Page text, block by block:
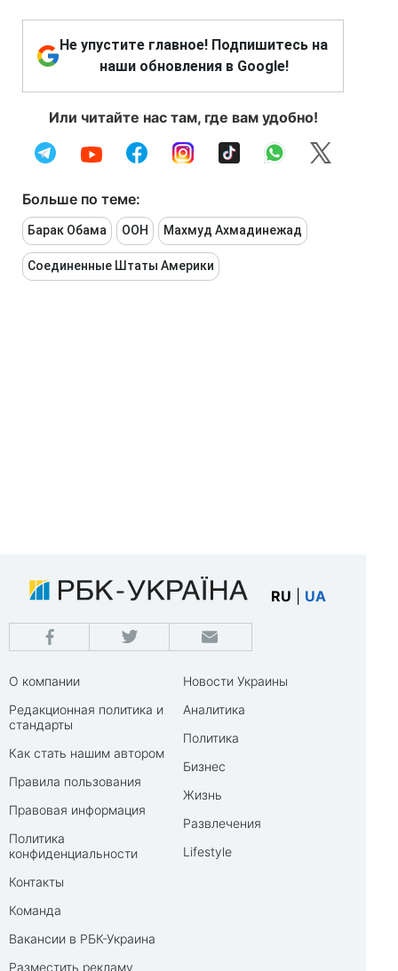
Не упустите главное! Подпишитесь на
наши обновления в Google!
Или читайте нас там, где вам удобно!
Больше по теме:
Барак Обама ООН Махмуд Ахмадинежад
Соединенные Штаты Америки
RU UA
О компании
Редакционная политика и
стандарты
Как стать нашим автором
Правила пользования
Правовая информация
Политика
конфиденциальности
Контакты
Команда
Вакансии в РБК-Украина
Разместить рекламу
Новости Украины
Аналитика
Политика
Бизнес
Жизнь
Развлечения
Lifestyle